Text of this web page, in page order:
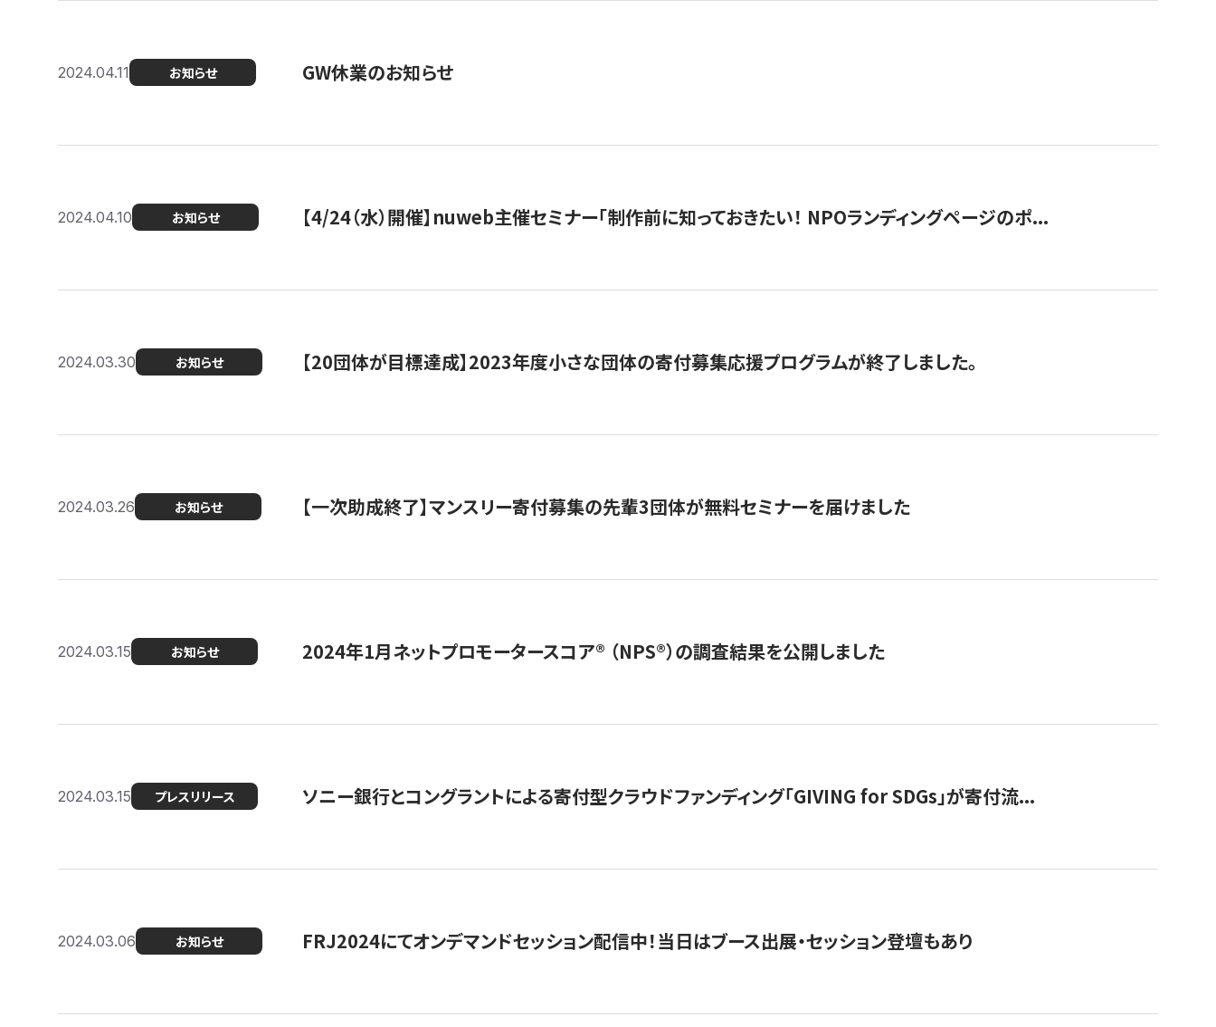
2024.04.11 お知らせ GW休業のお知らせ
2024.04.10 お知らせ 【4/24（水）開催】nuweb主催セミナー「制作前に知っておきたい！ NPOランディングページのポ...
2024.03.30 お知らせ 【20団体が目標達成】2023年度小さな団体の寄付募集応援プログラムが終了しました。
2024.03.26 お知らせ 【一次助成終了】マンスリー寄付募集の先輩3団体が無料セミナーを届けました
2024.03.15 お知らせ 2024年1月ネットプロモータースコア®︎ （NPS®︎）の調査結果を公開しました
2024.03.15 プレスリリース ソニー銀行とコングラントによる寄付型クラウドファンディング「GIVING for SDGs」が寄付流...
2024.03.06 お知らせ FRJ2024にてオンデマンドセッション配信中！当日はブース出展・セッション登壇もあり